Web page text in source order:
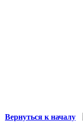
Вернуться к началу